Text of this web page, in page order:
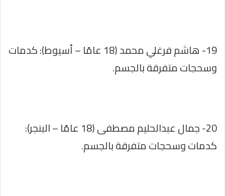
19- هاشم فرغلي محمد (18 عامًا – أسيوط): كدمات
وسحجات متفرقة بالجسم.
20- جمال عبدالحليم مصطفى (18 عامًا – البنجر):
كدمات وسحجات متفرقة بالجسم.